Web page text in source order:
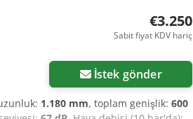
€3.250
Sabit fiyat KDV hariç
İstek gönder
1.180 mm, toplam genişlik: 600